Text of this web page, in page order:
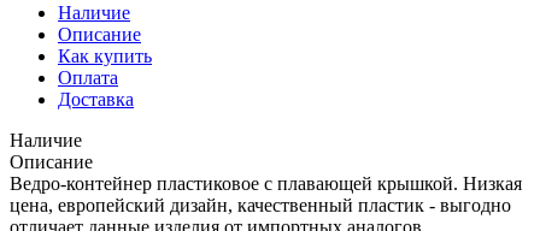
Наличие
Описание
Как купить
Оплата
Доставка
Наличие
Описание
Ведро-контейнер пластиковое с плавающей крышкой. Низкая
цена, европейский дизайн, качественный пластик - выгодно
отличает данные изделия от импортных аналогов.